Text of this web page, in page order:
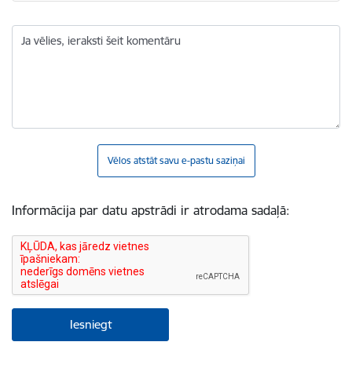
Ja vēlies, ieraksti šeit komentāru
Vēlos atstāt savu e-pastu saziņai
Informācija par datu apstrādi ir atrodama sadaļā: